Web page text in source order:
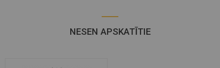
NESEN APSKATĪTIE